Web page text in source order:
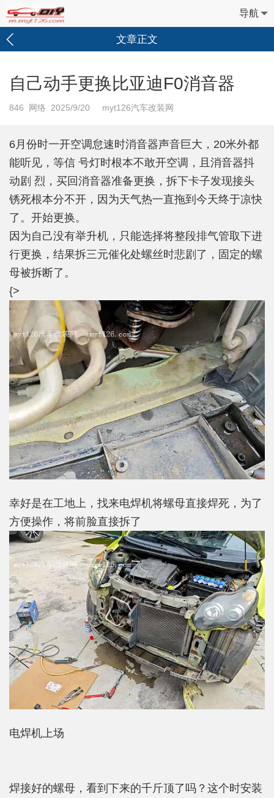
导航
文章正文
自己动手更换比亚迪F0消音器
846 网络 2025/9/20 myt126汽车改装网
6月份时一开空调怠速时消音器声音巨大，20米外都
能听见，等信 号灯时根本不敢开空调，且消音器抖
动剧 烈，买回消音器准备更换，拆下卡子发现接头
锈死根本分不开，因为天气热一直拖到今天终于凉快
了。开始更换。
因为自己没有举升机，只能选择将整段排气管取下进
行更换，结果拆三元催化处螺丝时悲剧了，固定的螺
母被拆断了。
{>
幸好是在工地上，找来电焊机将螺母直接焊死，为了
方便操作，将前脸直接拆了
电焊机上场
焊接好的螺母，看到下来的千斤顶了吗？这个时安装